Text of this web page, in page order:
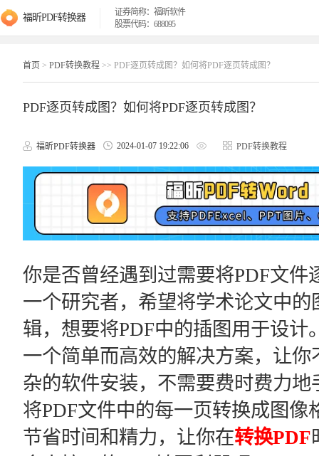
福昕PDF转换器
证券简称：福昕软件
股票代码：688095
首页 > PDF转换教程 >> PDF逐页转成图？如何将PDF逐页转成图？
PDF逐页转成图？如何将PDF逐页转成图？
福昕PDF转换器 2024-01-07 19:22:06 PDF转换教程
你是否曾经遇到过需要将PDF文
一个研究者，希望将学术论文中
辑，想要将PDF中的插图用于设
一个简单而高效的解决方案，让
杂的软件安装，不需要费时费力
将PDF文件中的每一页转换成图
节省时间和精力，让你在转换PDF